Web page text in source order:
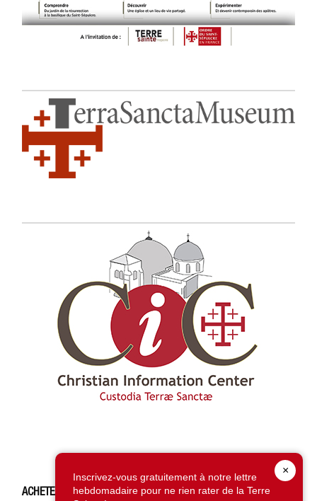
ACHETEZ CE NUMÉRO
×
Inscrivez-vous gratuitement à notre lettre
hebdomadaire pour ne rien rater de la Terre